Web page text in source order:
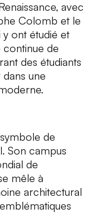
avec
Colomb et le
ont étudié et
continue de
des étudiants
une
de
Son campus
de
mêle à
architectural